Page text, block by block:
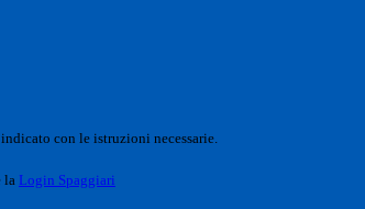
con le istruzioni necessarie.
la Login Spaggiari